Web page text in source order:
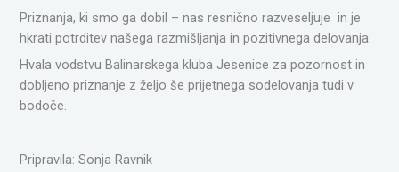
Priznanja, ki smo ga dobil – nas resnično razveseljuje in je
hkrati potrditev našega razmišljanja in pozitivnega delovanja.
Hvala vodstvu Balinarskega kluba Jesenice za pozornost in
dobljeno priznanje z željo še prijetnega sodelovanja tudi v
bodoče.
Pripravila: Sonja Ravnik